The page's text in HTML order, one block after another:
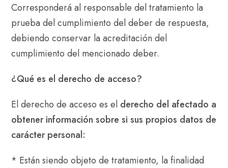
Corresponderá al responsable del tratamiento la
prueba del cumplimiento del deber de respuesta,
debiendo conservar la acreditación del
cumplimiento del mencionado deber.
¿Qué es el derecho de acceso?
El derecho de acceso es el derecho del afectado a
obtener información sobre si sus propios datos de
carácter personal:
* Están siendo objeto de tratamiento, la finalidad